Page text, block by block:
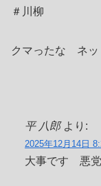
＃川柳
クマったな ネ
平 八郎 より:
2025年12月14日
大事です 悪